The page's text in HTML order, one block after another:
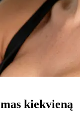
kiekvieną